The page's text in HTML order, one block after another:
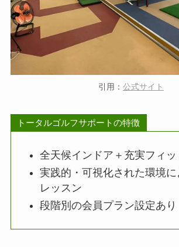
引用： 公式サイト
トータルゴルフサポートの特徴
全天候インドア＋充実フィ
実践的・可視化された環境
レッスン
段階別の会員プラン設定あり